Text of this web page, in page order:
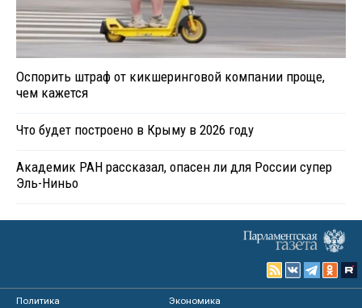
Оспорить штраф от кикшеринговой компании проще,
чем кажется
Что будет построено в Крыму в 2026 году
Академик РАН рассказал, опасен ли для России супер
Эль-Ниньо
Политика
Экономика